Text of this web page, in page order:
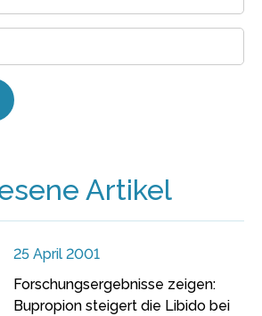
Artikel
25 April 2001
Forschungsergebnisse zeigen:
Bupropion steigert die Libido bei